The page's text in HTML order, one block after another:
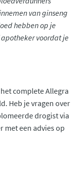
van ginseng
hebben op je
voordat je
complete Allegra
Heb je vragen over
drogist via
met een advies op